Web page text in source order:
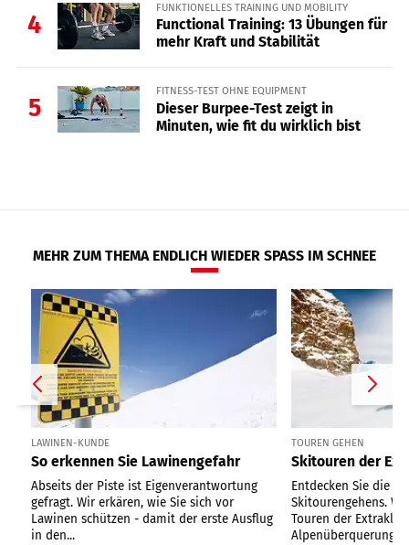
4
FUNKTIONELLES TRAINING UND MOBILITY
Functional Training: 13 Übungen für
mehr Kraft und Stabilität
5
FITNESS-TEST OHNE EQUIPMENT
Dieser Burpee-Test zeigt in
Minuten, wie fit du wirklich bist
MEHR ZUM THEMA ENDLICH WIEDER SPASS IM SCHNEE
LAWINEN-KUNDE
So erkennen Sie Lawinengefahr
Abseits der Piste ist Eigenverantwortung
gefragt. Wir erkären, wie Sie sich vor
Lawinen schützen - damit der erste Ausflug
in den...
TOUREN GEHEN
Skitouren der
Entdecken Sie die
Skitourengehens.
Touren der
Alpenüberquerung